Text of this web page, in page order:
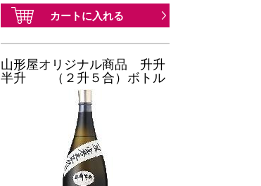
カートに 入れる
山形屋オリジナル商品 升升
半升 （２升５合）ボトル